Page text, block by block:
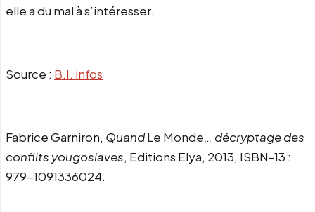
elle a du mal à s’intéresser.
Source : B.I. infos
Fabrice Garniron, QuandLe Monde… décryptage des
conflits yougoslaves, Editions Elya, 2013, ISBN-13 :
979-1091336024.